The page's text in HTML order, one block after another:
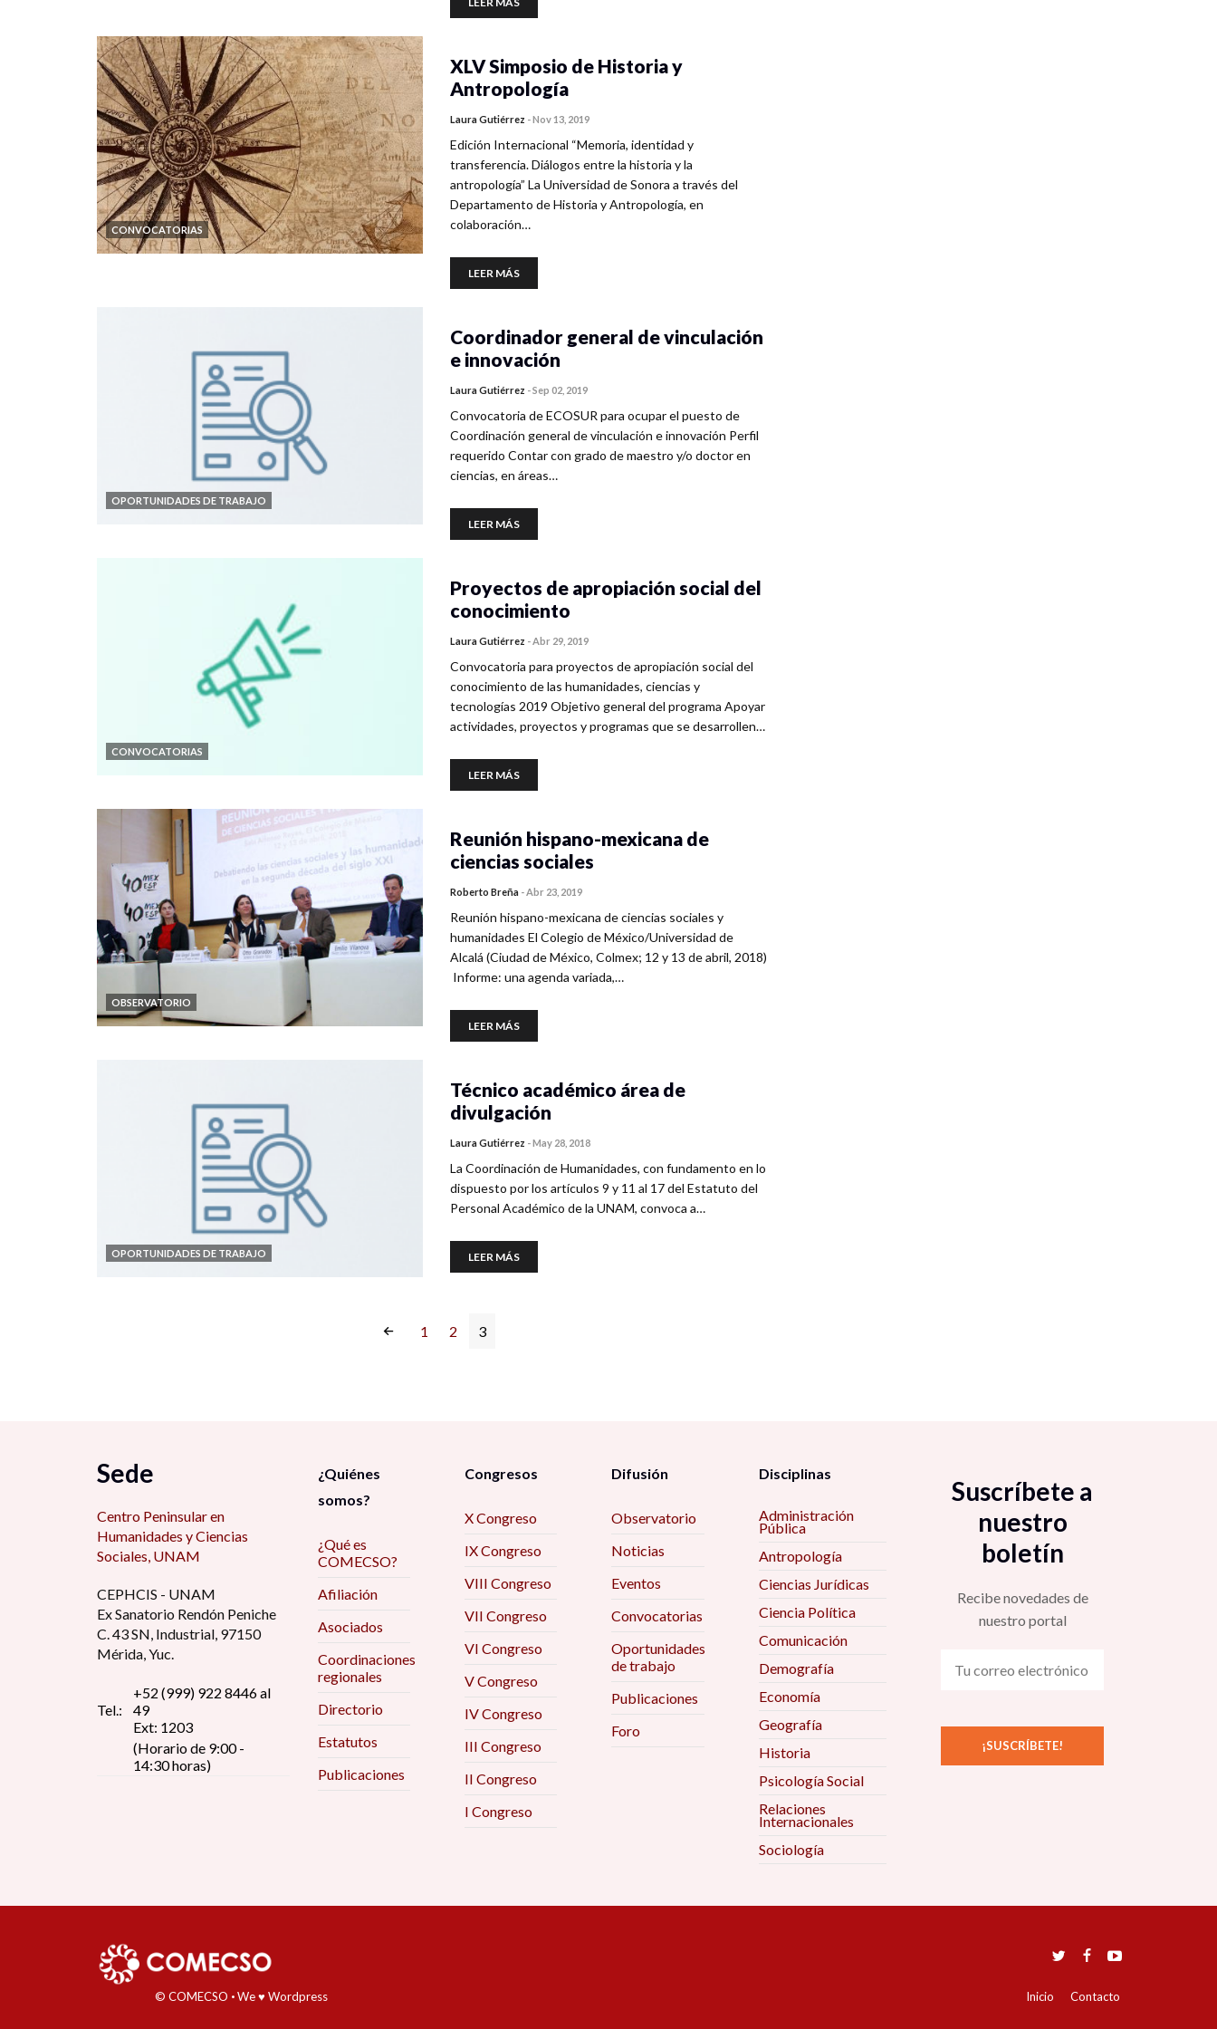
CONVOCATORIAS
XLV Simposio de Historia y
Antropología
Laura Gutiérrez -Nov 13, 2019
Edición Internacional “Memoria, identidad y
transferencia. Diálogos entre la historia y la
antropología” La Universidad de Sonora a través del
Departamento de Historia y Antropología, en
colaboración…
LEER MÁS
OPORTUNIDADES DE TRABAJO
Coordinador general de vinculación
e innovación
Laura Gutiérrez -Sep 02, 2019
Convocatoria de ECOSUR para ocupar el puesto de
Coordinación general de vinculación e innovación Perfil
requerido Contar con grado de maestro y/o doctor en
ciencias, en áreas…
LEER MÁS
CONVOCATORIAS
Proyectos de apropiación social del
conocimiento
Laura Gutiérrez -Abr 29, 2019
Convocatoria para proyectos de apropiación social del
conocimiento de las humanidades, ciencias y
tecnologías 2019 Objetivo general del programa Apoyar
actividades, proyectos y programas que se desarrollen…
LEER MÁS
OBSERVATORIO
Reunión hispano-mexicana de
ciencias sociales
Roberto Breña -Abr 23, 2019
Reunión hispano-mexicana de ciencias sociales y
humanidades El Colegio de México/Universidad de
Alcalá (Ciudad de México, Colmex; 12 y 13 de abril, 2018)
Informe: una agenda variada,…
LEER MÁS
OPORTUNIDADES DE TRABAJO
Técnico académico área de
divulgación
Laura Gutiérrez -May 28, 2018
La Coordinación de Humanidades, con fundamento en lo
dispuesto por los artículos 9 y 11 al 17 del Estatuto del
Personal Académico de la UNAM, convoca a…
LEER MÁS
1 2 3
Sede
Centro Peninsular en
Humanidades y Ciencias
Sociales, UNAM
CEPHCIS - UNAM
Ex Sanatorio Rendón Peniche
C. 43 SN, Industrial, 97150
Mérida, Yuc.
Tel.:
+52 (999) 922 8446 al
49
Ext: 1203
(Horario de 9:00 -
14:30 horas)
¿Quiénes
somos?
¿Qué es
COMECSO?
Afiliación
Asociados
Coordinaciones
regionales
Directorio
Estatutos
Publicaciones
Congresos
X Congreso
IX Congreso
VIII Congreso
VII Congreso
VI Congreso
V Congreso
IV Congreso
III Congreso
II Congreso
I Congreso
Difusión
Observatorio
Noticias
Eventos
Convocatorias
Oportunidades
de trabajo
Publicaciones
Foro
Disciplinas
Administración
Pública
Antropología
Ciencias Jurídicas
Ciencia Política
Comunicación
Demografía
Economía
Geografía
Historia
Psicología Social
Relaciones
Internacionales
Sociología
Suscríbete a
nuestro
boletín
Recibe novedades de
nuestro portal
© COMECSO ·We ♥ Wordpress Inicio Contacto